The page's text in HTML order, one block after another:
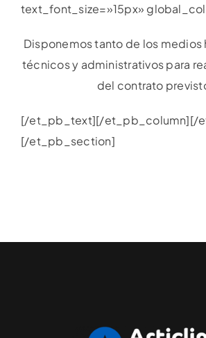
text_font_size=»15px»
Disponemos tanto de los medios
técnicos y administrativos para
del contrato
[/et_pb_text][/et_pb_column][/
[/et_pb_section]